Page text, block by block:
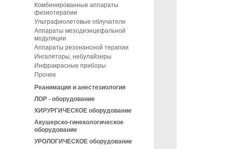
Комбинированные аппараты
физиотерапии
Ультрафиолетовые облучатели
Аппараты мезодиэнцефальной
модуляции
Аппараты резонансной терапии
Ингаляторы, небулайзеры
Инфракрасные приборы
Прочее
Реанимация и анестезиология
ЛОР - оборудование
ХИРУРГИЧЕСКОЕ оборудование
Акушерско-гинекологическое
оборудование
УРОЛОГИЧЕСКОЕ оборудование